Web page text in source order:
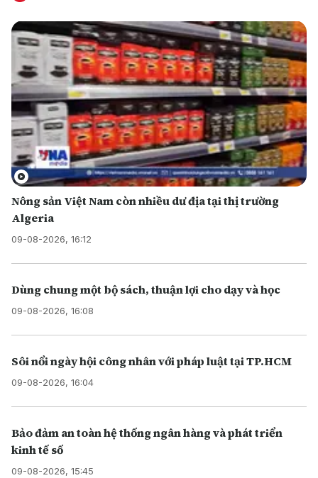
Nông sản Việt Nam còn nhiều dư địa tại thị trường
Algeria
09-08-2026, 16:12
Dùng chung một bộ sách, thuận lợi cho dạy và học
09-08-2026, 16:08
Sôi nổi ngày hội công nhân với pháp luật tại TP.HCM
09-08-2026, 16:04
Bảo đảm an toàn hệ thống ngân hàng và phát triển
kinh tế số
09-08-2026, 15:45